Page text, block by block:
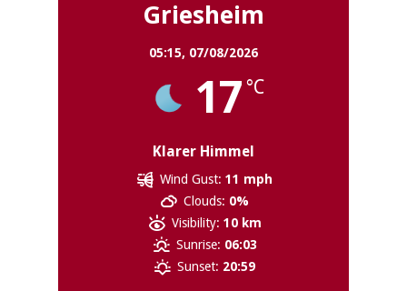
Griesheim
05:15, 07/08/2026
17 °C
Klarer Himmel
Wind Gust: 11 mph
Clouds: 0%
Visibility: 10 km
Sunrise: 06:03
Sunset: 20:59